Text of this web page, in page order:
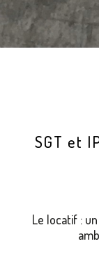
SGT et
Le locatif :